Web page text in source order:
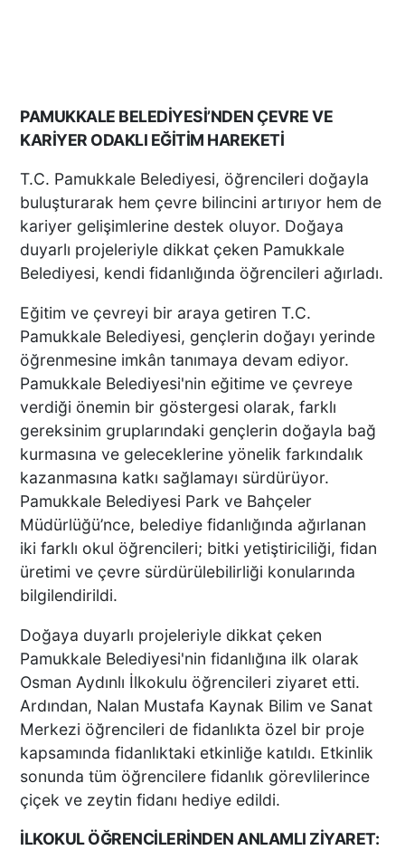
PAMUKKALE BELEDİYESİ’NDEN ÇEVRE VE
KARİYER ODAKLI EĞİTİM HAREKETİ
T.C. Pamukkale Belediyesi, öğrencileri doğayla
buluşturarak hem çevre bilincini artırıyor hem de
kariyer gelişimlerine destek oluyor. Doğaya
duyarlı projeleriyle dikkat çeken Pamukkale
Belediyesi, kendi fidanlığında öğrencileri ağırladı.
Eğitim ve çevreyi bir araya getiren T.C.
Pamukkale Belediyesi, gençlerin doğayı yerinde
öğrenmesine imkân tanımaya devam ediyor.
Pamukkale Belediyesi'nin eğitime ve çevreye
verdiği önemin bir göstergesi olarak, farklı
gereksinim gruplarındaki gençlerin doğayla bağ
kurmasına ve geleceklerine yönelik farkındalık
kazanmasına katkı sağlamayı sürdürüyor.
Pamukkale Belediyesi Park ve Bahçeler
Müdürlüğü’nce, belediye fidanlığında ağırlanan
iki farklı okul öğrencileri; bitki yetiştiriciliği, fidan
üretimi ve çevre sürdürülebilirliği konularında
bilgilendirildi.
Doğaya duyarlı projeleriyle dikkat çeken
Pamukkale Belediyesi'nin fidanlığına ilk olarak
Osman Aydınlı İlkokulu öğrencileri ziyaret etti.
Ardından, Nalan Mustafa Kaynak Bilim ve Sanat
Merkezi öğrencileri de fidanlıkta özel bir proje
kapsamında fidanlıktaki etkinliğe katıldı. Etkinlik
sonunda tüm öğrencilere fidanlık görevlilerince
çiçek ve zeytin fidanı hediye edildi.
İLKOKUL ÖĞRENCİLERİNDEN ANLAMLI ZİYARET: